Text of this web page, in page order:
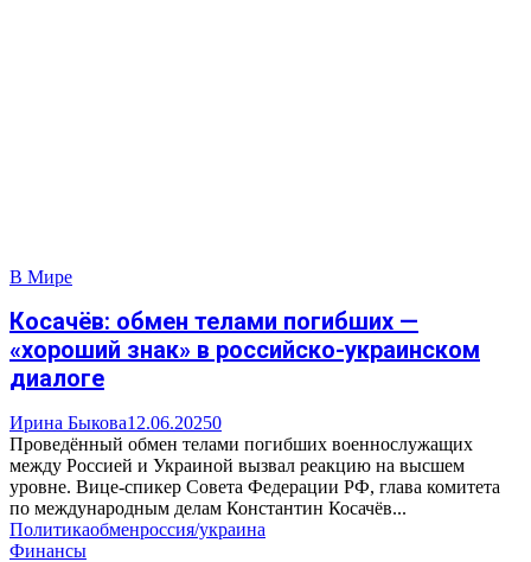
В Мире
Косачёв: обмен телами погибших —
«хороший знак» в российско-украинском
диалоге
Ирина Быкова12.06.20250
Проведённый обмен телами погибших военнослужащих
между Россией и Украиной вызвал реакцию на высшем
уровне. Вице-спикер Совета Федерации РФ, глава комитета
по международным делам Константин Косачёв...
Политикаобменроссия/украина
Финансы